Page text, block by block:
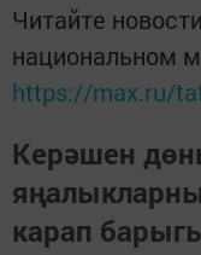
Читайте
национальном
https://max.ru/
Керәшен
карап